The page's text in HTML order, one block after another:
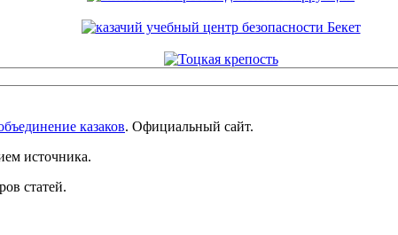
казаков. Официальный сайт.
источника.
статей.